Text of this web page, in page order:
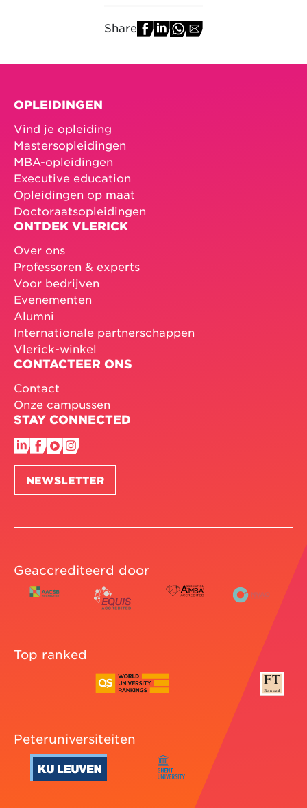
Share
OPLEIDINGEN
Vind je opleiding
Mastersopleidingen
MBA-opleidingen
Executive education
Opleidingen op maat
Doctoraatsopleidingen
ONTDEK VLERICK
Over ons
Professoren & experts
Voor bedrijven
Evenementen
Alumni
Internationale partnerschappen
Vlerick-winkel
CONTACTEER ONS
Contact
Onze campussen
STAY CONNECTED
NEWSLETTER
Geaccrediteerd door
Top ranked
Peteruniversiteiten